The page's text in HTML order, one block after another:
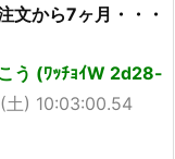
文から7ヶ月・・・
う (ﾜｯﾁｮｲW 2d28-
) 10:03:00.54